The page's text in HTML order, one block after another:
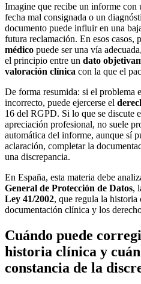
Imagine que recibe un informe con
fecha mal consignada o un
documento puede influir en una
futura reclamación. En esos casos,
médico puede ser una vía
el principio entre un dato
valoración clínica con la que el
De forma resumida: si el problema
incorrecto, puede ejercerse el
16 del RGPD. Si lo que se discute
apreciación profesional, no suele
automática del informe, aunque sí
aclaración, completar la
una discrepancia.
En España, esta materia debe
General de Protección de Datos,
Ley 41/2002, que regula la historia
documentación clínica y los
Cuándo puede
historia clínica y
constancia de la